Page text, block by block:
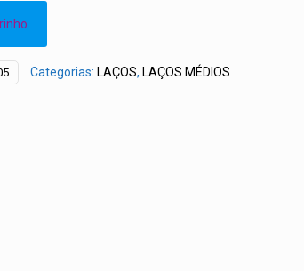
Categorias: LAÇOS, LAÇOS MÉDIOS